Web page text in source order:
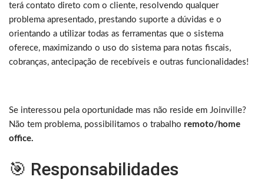
terá contato direto com o cliente, resolvendo qualquer
problema apresentado, prestando suporte a dúvidas e o
orientando a utilizar todas as ferramentas que o sistema
oferece, maximizando o uso do sistema para notas fiscais,
cobranças, antecipação de recebíveis e outras funcionalidades!
Se interessou pela oportunidade mas não reside em Joinville?
Não tem problema, possibilitamos o trabalho remoto/home
office.
🎯 Responsabilidades